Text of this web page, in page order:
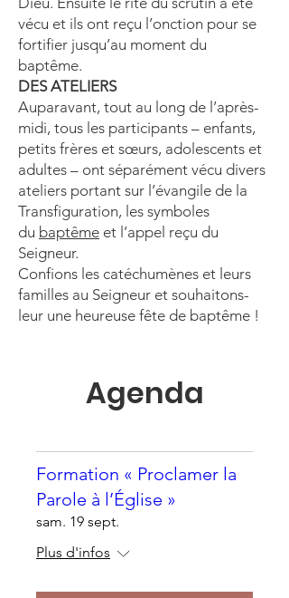
vécu et ils ont reçu l’onction pour se
fortifier jusqu’au moment du
baptême.
DES ATELIERS
Auparavant, tout au long de l’après-
midi, tous les participants – enfants,
petits frères et sœurs, adolescents et
adultes – ont séparément vécu divers
ateliers portant sur l’évangile de la
Transfiguration, les symboles
du baptême et l’appel reçu du
Seigneur.
Confions les catéchumènes et leurs
familles au Seigneur et souhaitons-
leur une heureuse fête de baptême !
Agenda
Formation « Proclamer la
Parole à l’Église »
sam. 19 sept.
Plus d'infos